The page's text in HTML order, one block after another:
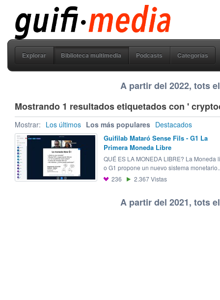
guifi media
Explorar Biblioteca multimedia Podcasts Categorías
A partir del 2022, tots
Mostrando 1 resultados etiquetados con '
Mostrar: Los últimos Los más populares Destacados
Guifilab Mataró Sense Fils - G1 La
Primera Moneda Libre
QUÉ ES LA MONEDA LIBRE? La Moneda
o G1 propone un nuevo sistema
236
2.367Vistas
A partir del 2021, tots